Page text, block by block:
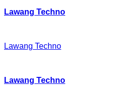
Lawang Techno
Lawang Techno
Lawang Techno